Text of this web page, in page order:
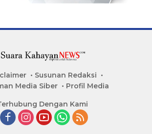
Susunan Redaksi
Media Siber
Profil Media
Dengan Kami